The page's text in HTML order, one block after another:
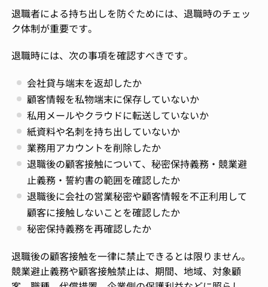
退職者による持ち出しを防ぐためには、退職時のチェッ
ク体制が重要です。
退職時には、次の事項を確認すべきです。
会社貸与端末を返却したか
顧客情報を私物端末に保存していないか
私用メールやクラウドに転送していないか
紙資料や名刺を持ち出していないか
業務用アカウントを削除したか
退職後の顧客接触について、秘密保持義務・競業避
止義務・誓約書の範囲を確認したか
退職後に会社の営業秘密や顧客情報を不正利用して
顧客に接触しないことを確認したか
秘密保持義務を再確認したか
退職後の顧客接触を一律に禁止できるとは限りません。
競業避止義務や顧客接触禁止は、期間、地域、対象顧